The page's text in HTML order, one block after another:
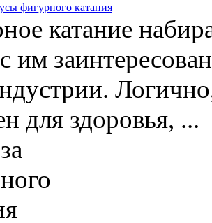
фигурного катания
катание
им
для здоровья, ...